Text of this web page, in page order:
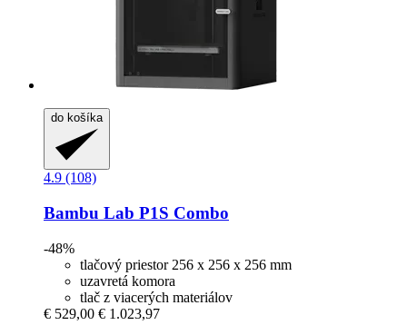
do košíka
4.9 (108)
Bambu Lab P1S Combo
-48%
tlačový priestor 256 x 256 x 256 mm
uzavretá komora
tlač z viacerých materiálov
€ 529,00 € 1.023,97